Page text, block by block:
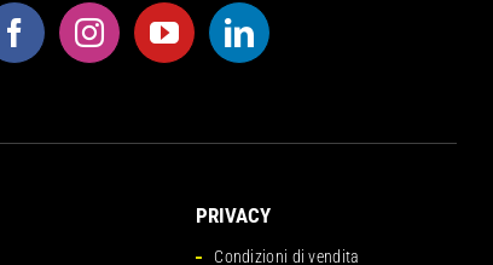
PRIVACY
Condizioni di vendita